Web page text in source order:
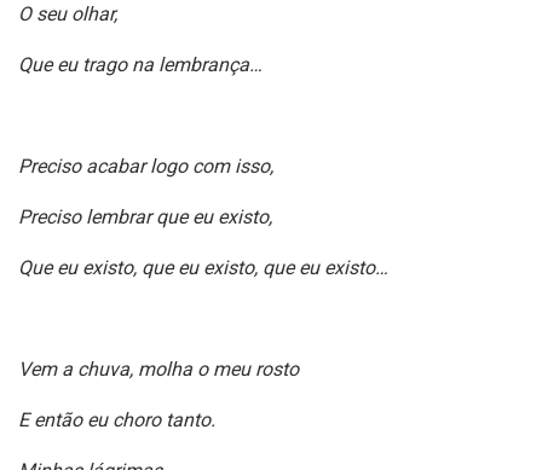
O seu olhar,
Que eu trago na lembrança…
Preciso acabar logo com isso,
Preciso lembrar que eu existo,
Que eu existo, que eu existo, que eu existo…
Vem a chuva, molha o meu rosto
E então eu choro tanto.